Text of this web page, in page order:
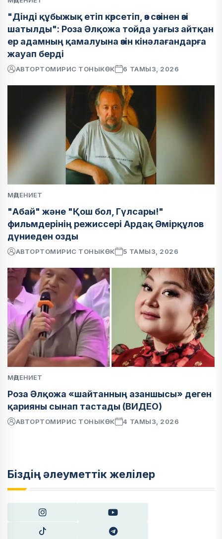
"Дінді құбыжық етіп көрсетіп, өз сөзінен өзі
шатылды": Роза Әлқожа тойда уағыз айтқан
ер адамның қамалуына өзін кінәлағандарға
жауап берді
АВТОРТОМИРИС ТОНЫКӨК 6 ТАМЫЗ, 2026
МӘДЕНИЕТ
"Абай" және "Қош бол, Гүлсары!"
фильмдерінің режиссері Ардақ Әмірқұлов
дүниеден озды
АВТОРТОМИРИС ТОНЫКӨК 5 ТАМЫЗ, 2026
МӘДЕНИЕТ
Роза Әлқожа «шайтанның азаншысы» деген
қарияны сынап тастады (ВИДЕО)
АВТОРТОМИРИС ТОНЫКӨК 4 ТАМЫЗ, 2026
Біздің әлеуметтік желілер